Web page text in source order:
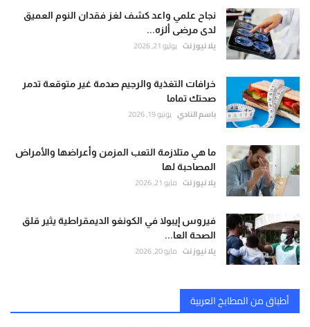
نجاح علمي واعد كشف لغز فقدان النوم العميق
لدى مرضى ألزه...
يلا نيوز نت يوليو 21, 2026
خرافات التغذية والرجيم صدمة غير متوقعة تدمر
صحتك تماما
باسم النادي يونيو 19, 2026
ما هي متلازمة التعب المزمن وأعراضها والأمراض
المصاحبة لها
يلا نيوز نت مايو 21, 2026
فيروس إيبولا في الكونغو الديمقراطية يثير قلق
الصحة العا...
يلا نيوز نت مايو 20, 2026
أطباق من المطابخ العربية